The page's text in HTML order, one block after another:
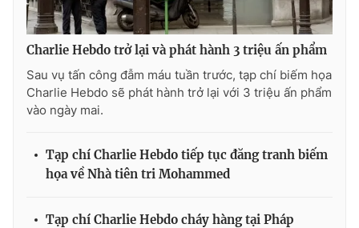
Charlie Hebdo trở lại và phát hành 3 triệu ấn phẩm
Sau vụ tấn công đẫm máu tuần trước, tạp chí biếm họa
Charlie Hebdo sẽ phát hành trở lại với 3 triệu ấn phẩm
vào ngày mai.
Tạp chí Charlie Hebdo tiếp tục đăng tranh biếm
họa về Nhà tiên tri Mohammed
Tạp chí Charlie Hebdo cháy hàng tại Pháp